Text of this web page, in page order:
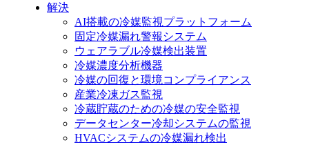
解決
AI搭載の冷媒監視プラットフォーム
固定冷媒漏れ警報システム
ウェアラブル冷媒検出装置
冷媒濃度分析機器
冷媒の回復と環境コンプライアンス
産業冷凍ガス監視
冷蔵貯蔵のための冷媒の安全監視
データセンター冷却システムの監視
HVACシステムの冷媒漏れ検出